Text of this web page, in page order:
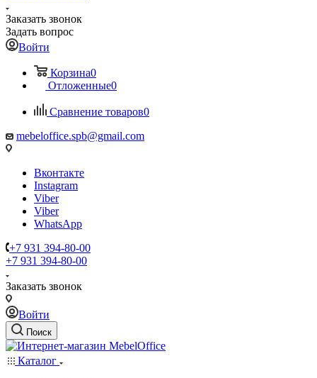
Заказать звонок
Задать вопрос
Войти
Корзина0
Отложенные0
Сравнение товаров0
mebeloffice.spb@gmail.com
Вконтакте
Instagram
Viber
Viber
WhatsApp
+7 931 394-80-00
+7 931 394-80-00
Заказать звонок
Войти
Поиск
Каталог